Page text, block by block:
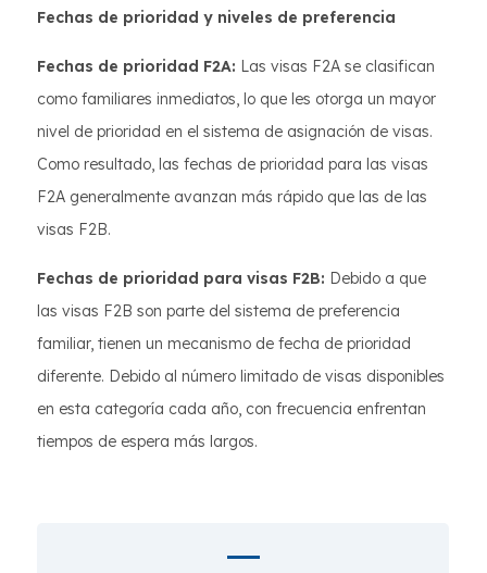
Fechas de prioridad y niveles de preferencia
Fechas de prioridad F2A: Las visas F2A se clasifican
como familiares inmediatos, lo que les otorga un mayor
nivel de prioridad en el sistema de asignación de visas.
Como resultado, las fechas de prioridad para las visas
F2A generalmente avanzan más rápido que las de las
visas F2B.
Fechas de prioridad para visas F2B: Debido a que
las visas F2B son parte del sistema de preferencia
familiar, tienen un mecanismo de fecha de prioridad
diferente. Debido al número limitado de visas disponibles
en esta categoría cada año, con frecuencia enfrentan
tiempos de espera más largos.